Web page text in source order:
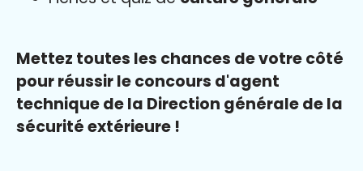
Mettez toutes les chances de votre côté
pour réussir le concours d'agent
technique de la Direction générale de la
sécurité extérieure !